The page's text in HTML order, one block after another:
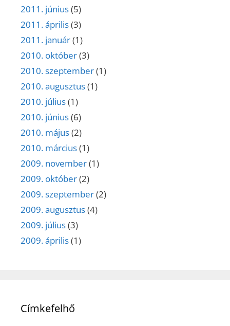
2011. június(5)
2011. április(3)
2011. január(1)
2010. október(3)
2010. szeptember(1)
2010. augusztus(1)
2010. július(1)
2010. június(6)
2010. május(2)
2010. március(1)
2009. november(1)
2009. október(2)
2009. szeptember(2)
2009. augusztus(4)
2009. július(3)
2009. április(1)
Címkefelhő